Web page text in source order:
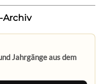
Archiv
Jahrgänge aus dem